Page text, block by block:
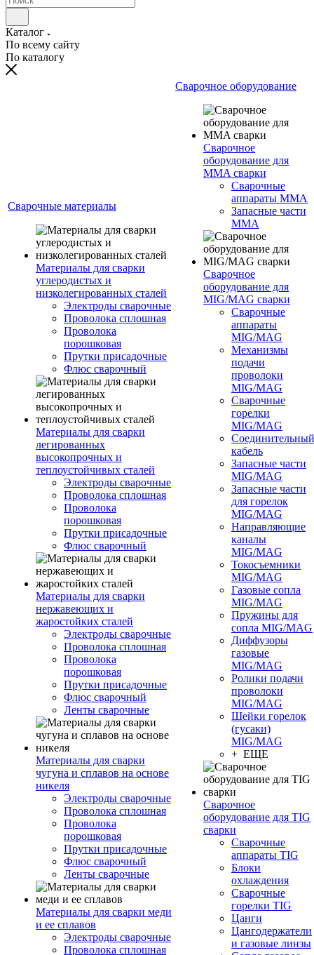
Каталог
По всему сайту
По каталогу
Сварочные материалы
Материалы для сварки
углеродистых и
низколегированных сталей
Электроды сварочные
Проволока сплошная
Проволока
порошковая
Прутки присадочные
Флюс сварочный
Материалы для сварки
легированных
высокопрочных и
теплоустойчивых сталей
Электроды сварочные
Проволока сплошная
Проволока
порошковая
Прутки присадочные
Флюс сварочный
Материалы для сварки
нержавеющих и
жаростойких сталей
Электроды сварочные
Проволока сплошная
Проволока
порошковая
Прутки присадочные
Флюс сварочный
Ленты сварочные
Материалы для сварки
чугуна и сплавов на основе
никеля
Электроды сварочные
Проволока сплошная
Проволока
порошковая
Прутки присадочные
Флюс сварочный
Ленты сварочные
Материалы для сварки меди
и ее сплавов
Электроды сварочные
Проволока сплошная
Сварочное оборудование
Сварочное
оборудование для
MMA сварки
Сварочные
аппараты MMA
Запасные части
MMA
Сварочное
оборудование для
MIG/MAG сварки
Сварочные
аппараты
MIG/MAG
Механизмы
подачи
проволоки
MIG/MAG
Сварочные
горелки
MIG/MAG
Соединительный
кабель
Запасные части
MIG/MAG
Запасные части
для горелок
MIG/MAG
Направляющие
каналы
MIG/MAG
Токосъемники
MIG/MAG
Газовые сопла
MIG/MAG
Пружины для
сопла MIG/MAG
Диффузоры
газовые
MIG/MAG
Ролики подачи
проволоки
MIG/MAG
Шейки горелок
(гусаки)
MIG/MAG
+ ЕЩЕ
Сварочное
оборудование для TIG
сварки
Сварочные
аппараты TIG
Блоки
охлаждения
Сварочные
горелки TIG
Цанги
Цангодержатели
и газовые линзы